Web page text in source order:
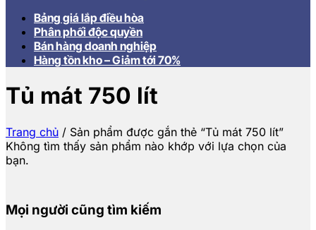
Bảng giá lắp điều hòa
Phân phối độc quyền
Bán hàng doanh nghiệp
Hàng tồn kho – Giảm tới 70%
Tủ mát 750 lít
Trang chủ / Sản phẩm được gắn thẻ “Tủ mát 750 lít”
Không tìm thấy sản phẩm nào khớp với lựa chọn của
bạn.
Mọi người cũng tìm kiếm